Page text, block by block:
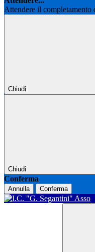
Attendere il completamento
Chiudi
Chiudi
Conferma
Annulla Conferma